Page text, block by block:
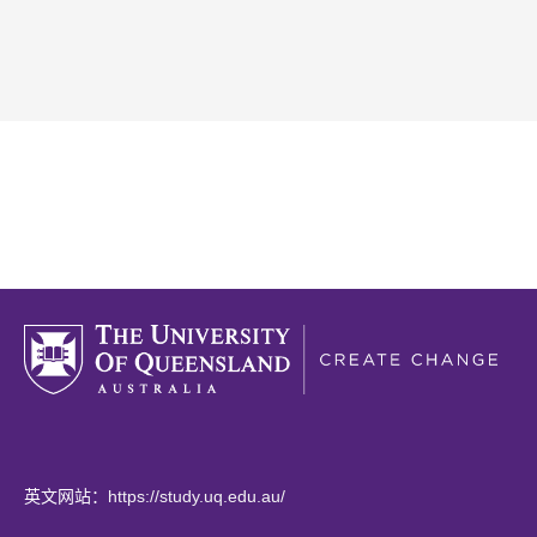
英文网站： https://study.uq.edu.au/(